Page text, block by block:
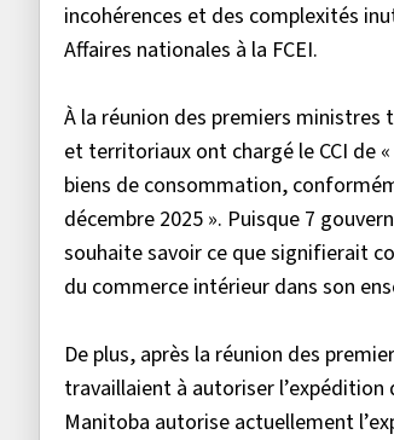
incohérences et des complexités
Affaires nationales à la FCEI.
À la réunion des premiers ministres
et territoriaux ont chargé le CCI de
biens de consommation,
décembre 2025 ». Puisque 7
souhaite savoir ce que signifierait
du commerce intérieur dans son
De plus, après la réunion des
travaillaient à autoriser l’expédition
Manitoba autorise actuellement